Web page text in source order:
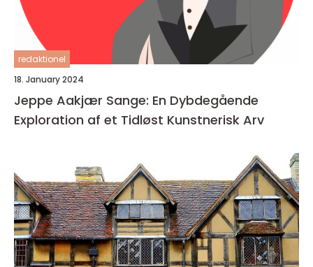
redaktionel
18. January 2024
Jeppe Aakjær Sange: En Dybdegående
Exploration af et Tidløst Kunstnerisk Arv